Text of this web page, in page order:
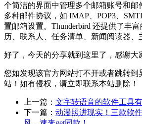
个简洁的界面中管理多个邮箱账号和邮
多种邮件协议，如 IMAP、POP3、
置邮箱设置。Thunderbird 还提供了丰
历、联系人、任务清单、新闻阅读器、
好了，今天的分享就到这里了，感谢大
您如发现该官方网站打不开或者跳转到
站！如有侵权，请立即联系本站删除！
上一篇： 文字转语音的软件工具
下一篇： 动漫照进现实！三款软